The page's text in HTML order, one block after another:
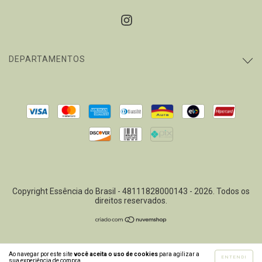
Ao navegar por este sitevocê aceita o uso de cookies para agilizar a
sua experiência de compra.
ENTENDI
DEPARTAMENTOS
Copyright Essência do Brasil - 48111828000143 - 2026. Todos os
direitos reservados.